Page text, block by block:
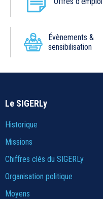
Évènements &
sensibilisation
Le SIGERLy
Historique
Missions
Chiffres clés du SIGERLy
Organisation politique
Moyens